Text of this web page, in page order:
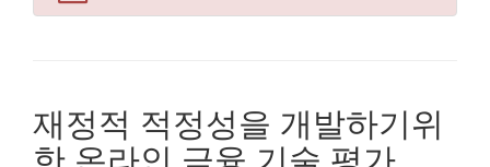
재정적 적정성을 개발하기위